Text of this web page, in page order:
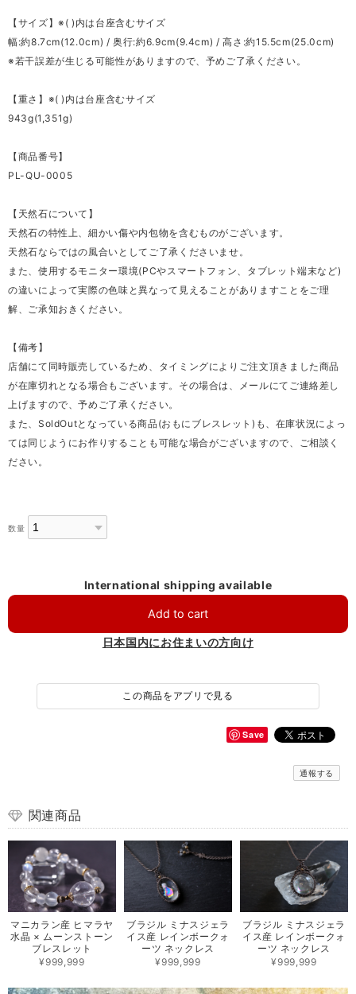
【サイズ】※( )内は台座含むサイズ
幅:約8.7cm(12.0cm) / 奥行:約6.9cm(9.4cm) / 高さ:約15.5cm(25.0cm)
※若干誤差が生じる可能性がありますので、予めご了承ください。
【重さ】※( )内は台座含むサイズ
943g(1,351g)
【商品番号】
PL-QU-0005
【天然石について】
天然石の特性上、細かい傷や内包物を含むものがございます。
天然石ならではの風合いとしてご了承くださいませ。
また、使用するモニター環境(PCやスマートフォン、タブレット端末など)
の違いによって実際の色味と異なって見えることがありますことをご理
解、ご承知おきください。
【備考】
店舗にて同時販売しているため、タイミングによりご注文頂きました商品
が在庫切れとなる場合もございます。その場合は、メールにてご連絡差し
上げますので、予めご了承ください。
また、SoldOutとなっている商品(おもにブレスレット)も、在庫状況によっ
ては同じようにお作りすることも可能な場合がございますので、ご相談く
ださい。
数量
International shipping available
Add to cart
日本国内にお住まいの方向け
この商品をアプリで見る
Save
通報する
関連商品
マニカラン産 ヒマラヤ
水晶 × ムーンストーン
ブレスレット
¥999,999
ブラジル ミナスジェラ
イス産 レインボークォ
ーツ ネックレス
¥999,999
ブラジル ミナスジェラ
イス産 レインボークォ
ーツ ネックレス
¥999,999